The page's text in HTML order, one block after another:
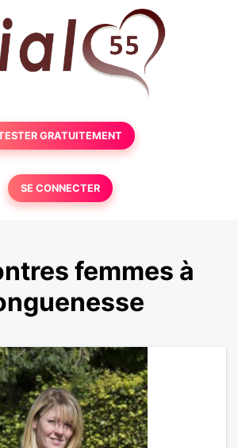
GRATUITEMENT
SE CONNECTER
femmes à